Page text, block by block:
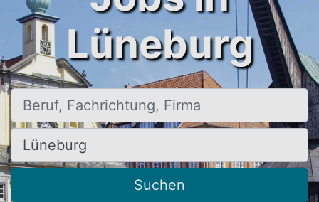
Lüneburg
Beruf, Fachrichtung, Firma
Ort, Stadt
Suchen